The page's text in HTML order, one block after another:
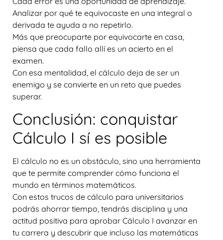
Analizar por qué te equivocaste en una integral o
derivada te ayuda a no repetirlo.
Más que preocuparte por equivocarte en casa,
piensa que cada fallo allí es un acierto en el
examen.
Con esa mentalidad, el cálculo deja de ser un
enemigo y se convierte en un reto que puedes
superar.
Conclusión: conquistar
Cálculo I sí es posible
El cálculo no es un obstáculo, sino una herramienta
que te permite comprender cómo funciona el
mundo en términos matemáticos.
Con estos trucos de cálculo para universitarios
podrás ahorrar tiempo, tendrás disciplina y una
actitud positiva para aprobar Cálculo I avanzar en
tu carrera y descubrir que incluso las matemáticas